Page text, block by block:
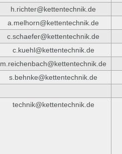
h.richter@kettentechnik.de
a.melhorn@kettentechnik.de
c.schaefer@kettentechnik.de
c.kuehl@kettentechnik.de
m.reichenbach@kettentechnik.de
s.behnke@kettentechnik.de
technik@kettentechnik.de